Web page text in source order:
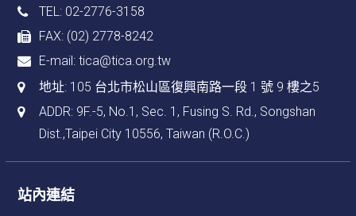
TEL: 02-2776-3158
FAX: (02) 2778-8242
E-mail:tica@tica.org.tw
地址: 105 台北市松山區復興南路一段 1 號 9 樓之5
ADDR: 9F.-5, No.1, Sec. 1, Fusing S. Rd., Songshan
Dist.,Taipei City 10556, Taiwan (R.O.C.)
站內連結